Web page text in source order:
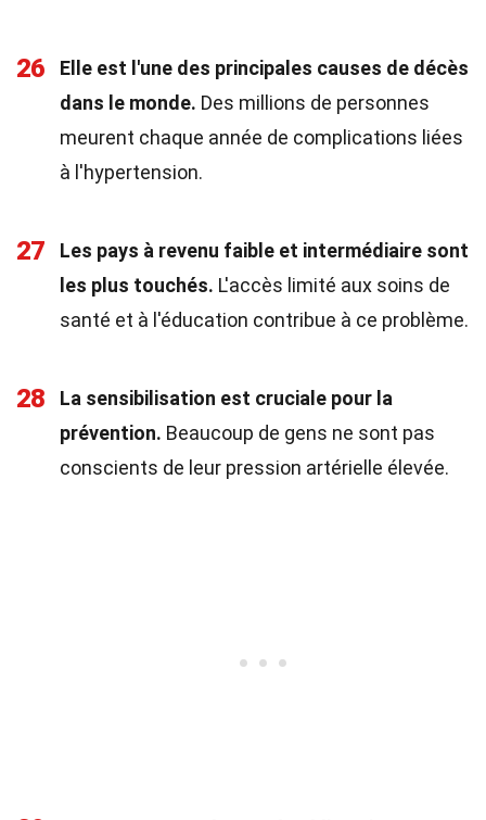
26
Elle est l'une des principales causes de décès
dans le monde. Des millions de personnes
meurent chaque année de complications liées
à l'hypertension.
27
Les pays à revenu faible et intermédiaire sont
les plus touchés. L'accès limité aux soins de
santé et à l'éducation contribue à ce problème.
28
La sensibilisation est cruciale pour la
prévention. Beaucoup de gens ne sont pas
conscients de leur pression artérielle élevée.